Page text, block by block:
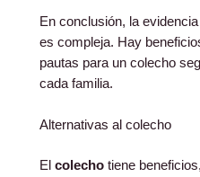
En conclusión, la
es compleja. Hay
pautas para un colecho
cada familia.
Alternativas al colecho
El colecho tiene